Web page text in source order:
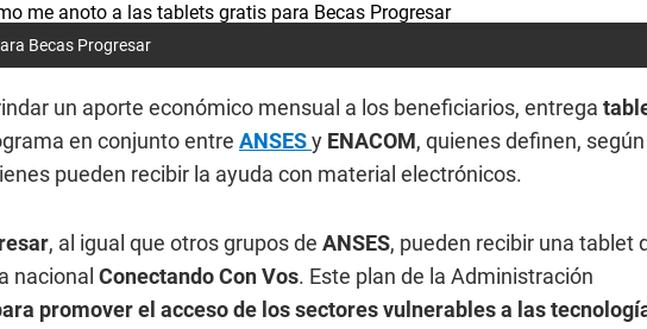
Becas Progresar
un aporte económico mensual a los beneficiarios, entrega
en conjunto entre ANSESy ENACOM, quienes definen, según
pueden recibir la ayuda con material electrónicos.
, al igual que otros grupos de ANSES, pueden recibir una tablet
nacional Conectando Con Vos. Este plan de la Administración
promover el acceso de los sectores vulnerables a las